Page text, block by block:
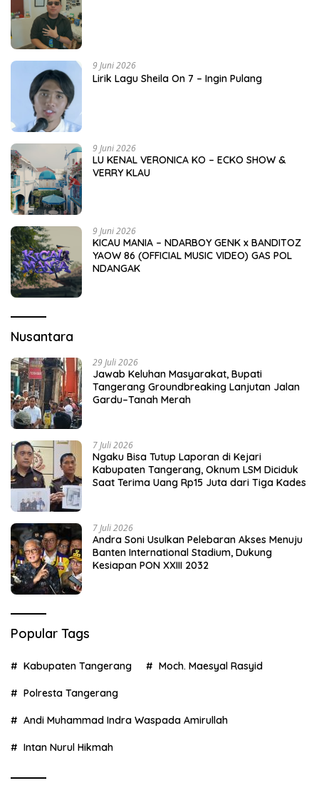
9 Juni 2026
Lirik Lagu Sheila On 7 – Ingin Pulang
9 Juni 2026
LU KENAL VERONICA KO – ECKO SHOW &
VERRY KLAU
9 Juni 2026
KICAU MANIA – NDARBOY GENK x BANDITOZ
YAOW 86 (OFFICIAL MUSIC VIDEO) GAS POL
NDANGAK
Nusantara
29 Juli 2026
Jawab Keluhan Masyarakat, Bupati
Tangerang Groundbreaking Lanjutan Jalan
Gardu–Tanah Merah
7 Juli 2026
Ngaku Bisa Tutup Laporan di Kejari
Kabupaten Tangerang, Oknum LSM Diciduk
Saat Terima Uang Rp15 Juta dari Tiga Kades
7 Juli 2026
Andra Soni Usulkan Pelebaran Akses Menuju
Banten International Stadium, Dukung
Kesiapan PON XXIII 2032
Popular Tags
Kabupaten Tangerang Moch. Maesyal Rasyid
Polresta Tangerang
Andi Muhammad Indra Waspada Amirullah
Intan Nurul Hikmah